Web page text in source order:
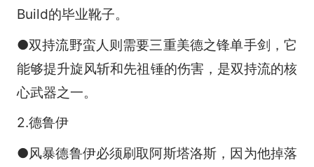
Build的毕业靴子。
●双持流野蛮人则需要三重美德之锋单手剑，它
能够提升旋风斩和先祖锤的伤害，是双持流的核
心武器之一。
2.德鲁伊
●风暴德鲁伊必须刷取阿斯塔洛斯，因为他掉落